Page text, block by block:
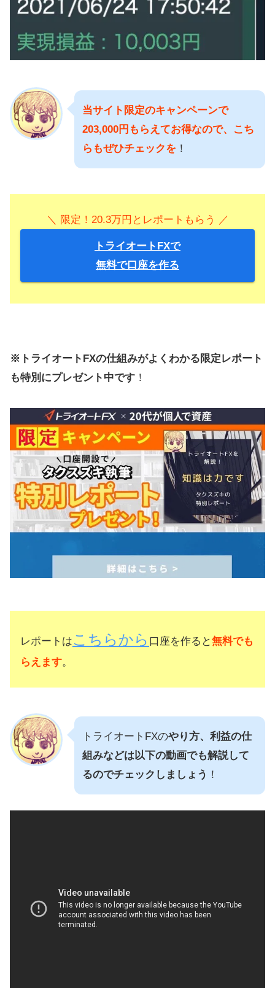
当サイト限定のキャンペーンで
203,000円もらえてお得なので、こち
らもぜひチェックを ！
＼ 限定！20.3万円とレポートもらう ／
トライオートFXで
無料で口座を作る
※トライオートFXの仕組みがよくわかる限定レポート
も特別にプレゼント中です ！
レポートは こちらから 口座を作ると無料でも
らえます。
トライオートFXのやり方、利益の仕
組みなどは以下の動画でも解説して
るのでチェックしましょう ！